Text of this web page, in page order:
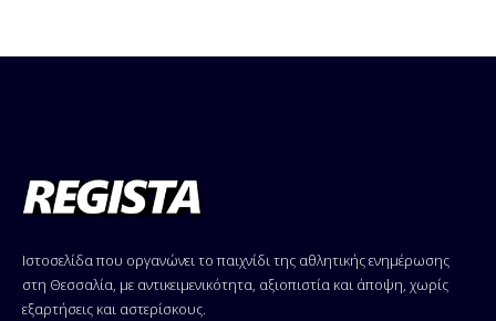
Ιστοσελίδα που οργανώνει το παιχνίδι της αθλητικής ενημέρωσης
στη Θεσσαλία, με αντικειμενικότητα, αξιοπιστία και άποψη, χωρίς
εξαρτήσεις και αστερίσκους.